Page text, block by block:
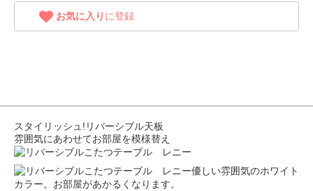
お気に入り に登録
スタイリッシュ!リバーシブル天板
雰囲気にあわせてお部屋を模様替え
優しい雰囲気のホワイト
カラー。お部屋があかるくなります。